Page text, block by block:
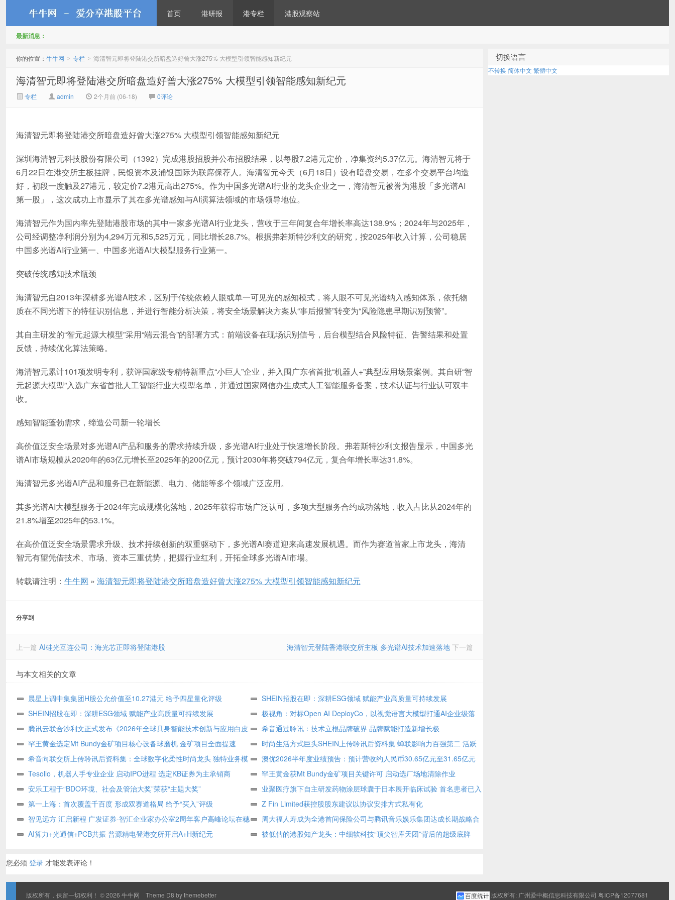
首页 港研报 港专栏 港股观察站
最新消息：
你的位置： 牛牛网 > 专栏 > 海清智元即将登陆港交所暗盘造好曾大涨275% 大模型引领智能感知新纪元
海清智元即将登陆港交所暗盘造好曾大涨275% 大模型引领智能感知新纪元
专栏 admin 2个月前 (06-18) 0评论
海清智元即将登陆港交所暗盘造好曾大涨275% 大模型引领智能感知新纪元
深圳海清智元科技股份有限公司（1392）完成港股招股并公布招股结果，以每股7.2港元定价，净集资约5.37亿元。海清智元将于
6月22日在港交所主板挂牌，民银资本及浦银国际为联席保荐人。海清智元今天（6月18日）设有暗盘交易，在多个交易平台均造
好，初段一度触及27港元，较定价7.2港元高出275%。作为中国多光谱AI行业的龙头企业之一，海清智元被誉为港股「多光谱AI
第一股」，这次成功上市显示了其在多光谱感知与AI演算法领域的市场领导地位。
海清智元作为国内率先登陆港股市场的其中一家多光谱AI行业龙头，营收于三年间复合年增长率高达138.9%；2024年与2025年，
公司经调整净利润分别为4,294万元和5,525万元，同比增长28.7%。根据弗若斯特沙利文的研究，按2025年收入计算，公司稳居
中国多光谱AI行业第一、中国多光谱AI大模型服务行业第一。
突破传统感知技术瓶颈
海清智元自2013年深耕多光谱AI技术，区别于传统依赖人眼或单一可见光的感知模式，将人眼不可见光谱纳入感知体系，依托物
质在不同光谱下的特征识别信息，并进行智能分析决策，将安全场景解决方案从“事后报警”转变为“风险隐患早期识别预警”。
其自主研发的“智元起源大模型”采用“端云混合”的部署方式：前端设备在现场识别信号，后台模型结合风险特征、告警结果和处置
反馈，持续优化算法策略。
海清智元累计101项发明专利，获评国家级专精特新重点“小巨人”企业，并入围广东省首批“机器人+”典型应用场景案例。其自研“智
元起源大模型”入选广东省首批人工智能行业大模型名单，并通过国家网信办生成式人工智能服务备案，技术认证与行业认可双丰
收。
感知智能蓬勃需求，缔造公司新一轮增长
高价值泛安全场景对多光谱AI产品和服务的需求持续升级，多光谱AI行业处于快速增长阶段。弗若斯特沙利文报告显示，中国多光
谱AI市场规模从2020年的63亿元增长至2025年的200亿元，预计2030年将突破794亿元，复合年增长率达31.8%。
海清智元多光谱AI产品和服务已在新能源、电力、储能等多个领域广泛应用。
其多光谱AI大模型服务于2024年完成规模化落地，2025年获得市场广泛认可，多项大型服务合约成功落地，收入占比从2024年的
21.8%增至2025年的53.1%。
在高价值泛安全场景需求升级、技术持续创新的双重驱动下，多光谱AI赛道迎来高速发展机遇。而作为赛道首家上市龙头，海清
智元有望凭借技术、市场、资本三重优势，把握行业红利，开拓全球多光谱AI市場。
转载请注明： 牛牛网 » 海清智元即将登陆港交所暗盘造好曾大涨275% 大模型引领智能感知新纪元
分享到
上一篇 AI硅光互连公司：海光芯正即将登陆港股 海清智元登陆香港联交所主板 多光谱AI技术加速落地 下一篇
与本文相关的文章
晨星上调中集集团H股公允价值至10.27港元 给予四星量化评级
SHEIN招股在即：深耕ESG领域 赋能产业高质量可持续发展
SHEIN招股在即：深耕ESG领域 赋能产业高质量可持续发展
极视角：对标Open AI DeployCo，以视觉语言大模型打通AI企业级落
地“最后一公里”
腾讯云联合沙利文正式发布《2026年全球具身智能技术创新与应用白皮
书》
希音通过聆讯：技术立根品牌破界 品牌赋能打造新增长极
罕王黄金选定Mt Bundy金矿项目核心设备球磨机 金矿项目全面提速
时尚生活方式巨头SHEIN上传聆讯后资料集 蝉联影响力百强第二 活跃
顾客达2.73亿
希音向联交所上传聆讯后资料集：全球数字化柔性时尚龙头 独特业务模
式构筑坚固护城河
澳优2026半年度业绩预告：预计营收约人民币30.65亿元至31.65亿元
核心业务基础保持稳定
Tesollo，机器人手专业企业 启动IPO进程 选定KB证券为主承销商
罕王黄金获Mt Bundy金矿项目关键许可 启动选厂场地清除作业
安乐工程于“BDO环境、社会及管治大奖”荣获“主题大奖”
业聚医疗旗下自主研发药物涂层球囊于日本展开临床试验 首名患者已入
组
第一上海：首次覆盖千百度 形成双赛道格局 给予“买入”评级
Z Fin Limited获控股股东建议以协议安排方式私有化
智见远方 汇启新程 广发证券-智汇企业家办公室2周年客户高峰论坛在穗
举办
周大福人寿成为全港首间保险公司与腾讯音乐娱乐集团达成长期战略合
作
AI算力+光通信+PCB共振 普源精电登港交所开启A+H新纪元 被低估的港股知产龙头：中细软科技“顶尖智库天团”背后的超级底牌
您必须 登录 才能发表评论！
切换语言
不转换 简体中文 繁體中文
版权所有，保留一切权利！ © 2026 牛牛网 Theme D8 by themebetter 版权所有: 广州爱中概信息科技有限公司 粤ICP备12077681